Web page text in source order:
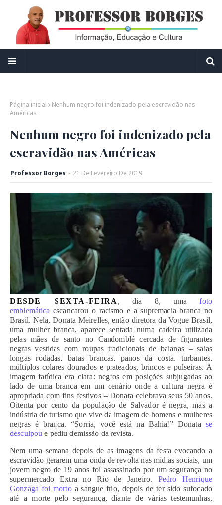
Página inicial
Nenhum negro foi indenizado pela escravidão nas
Américas
Nenhum negro foi indenizado pela
escravidão nas Américas
Professor Borges - 21 De Fevereiro De 2019
DESDE SEXTA-FEIRA , dia 8, umafoto
emblemática escancarou o racismo e a supremacia branca no
Brasil. Nela, Donata Meirelles, então diretora da Vogue Brasil,
uma mulher branca, aparece sentada numa cadeira utilizada
pelas mães de santo no Candomblé cercada de figurantes
negras vestidas com roupas tradicionais de baianas – saias
longas rodadas, batas brancas, panos da costa, turbantes,
múltiplos colares dourados e prateados, brincos e pulseiras. A
imagem fatídica era clara: negros em posições subjugadas ao
lado de uma branca em um cenário onde a cultura negra é
apropriada com fins festivos – Donata celebrava seus 50 anos.
Oitenta por cento da população de Salvador é negra, mas a
indústria de turismo que vive da imagem de homens e mulheres
negras é branca. “Sorria, você está na Bahia!” Donata se
desculpou e pediu demissão da revista.
Nem uma semana depois de as imagens da festa evocando a
escravidão gerarem uma onda de revolta nas mídias sociais, um
jovem negro de 19 anos foi assassinado por um segurança no
supermercado Extra no Rio de Janeiro. Pedro Henrique
Gonzaga foi mortoa sangue frio, depois de ter sido sufocado
até a morte pelo segurança, diante de várias testemunhas,